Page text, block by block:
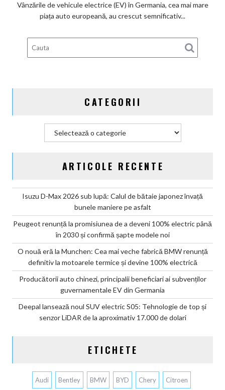
din
Germania
Vânzările de vehicule electrice (EV) în Germania, cea mai mare
piața auto europeană, au crescut semnificativ...
CATEGORII
ARTICOLE RECENTE
Isuzu D-Max 2026 sub lupă: Calul de bătaie japonez învață
bunele maniere pe asfalt
Peugeot renunță la promisiunea de a deveni 100% electric până
în 2030 și confirmă șapte modele noi
O nouă eră la Munchen: Cea mai veche fabrică BMW renunță
definitiv la motoarele termice și devine 100% electrică
Producătorii auto chinezi, principalii beneficiari ai subvenților
guvernamentale EV din Germania
Deepal lansează noul SUV electric S05: Tehnologie de top și
senzor LiDAR de la aproximativ 17.000 de dolari
ETICHETE
Audi Bentley BMW BYD Chery Citroen